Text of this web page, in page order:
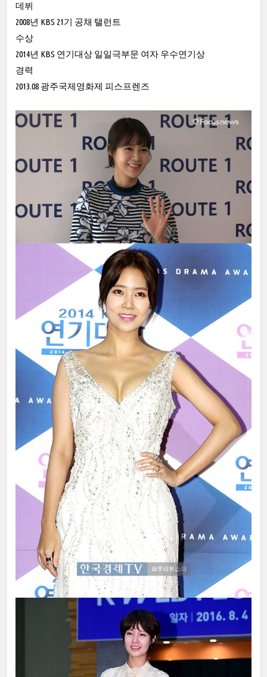
데뷔
2008년 KBS 21기 공채 탤런트
수상
2014년 KBS 연기대상 일일극부문 여자 우수연기상
경력
2013.08 광주국제영화제 피스프렌즈